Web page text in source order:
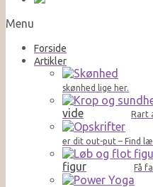
Menu
Forside
Artikler
skønhed lige her.
vide
Rart
er dit out-put – Find
figur
Få